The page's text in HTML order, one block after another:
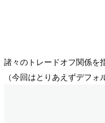
諸々のトレードオフ関係を
（今回はとりあえずデフォ